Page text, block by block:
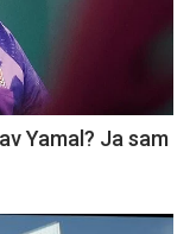
Yamal? Ja sam